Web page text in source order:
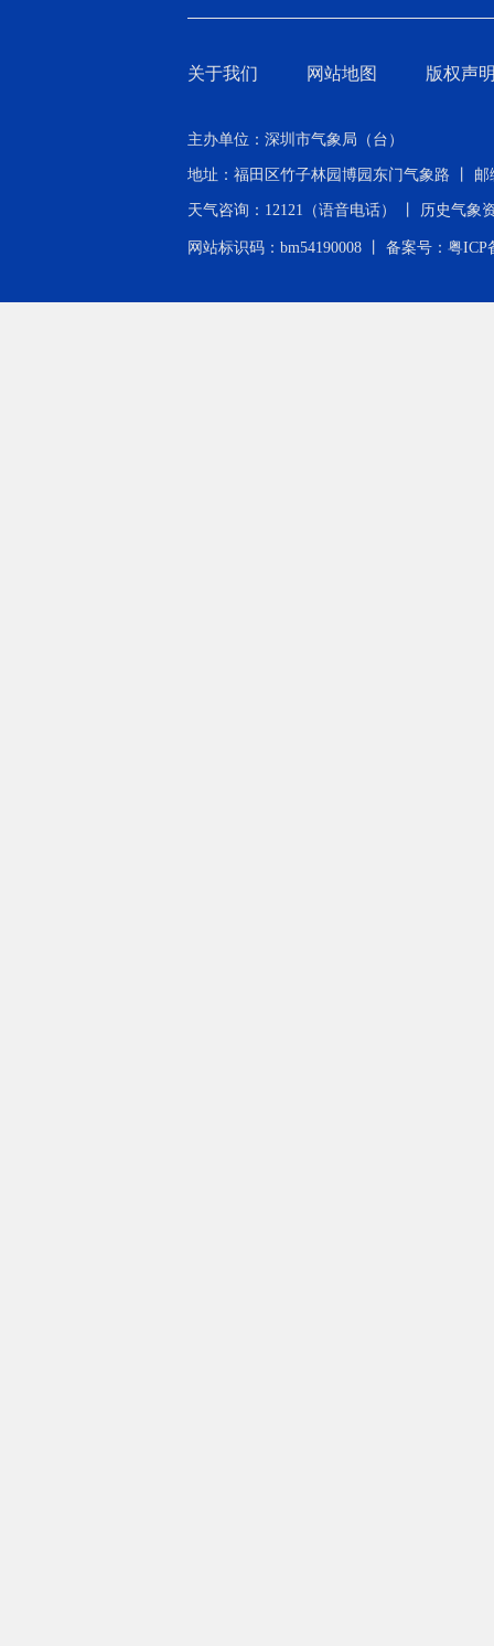
关于我们 网站地图 版权声
主办单位：深圳市气象局（台）
地址：福田区竹子林园博园东门气象路 丨 邮
天气咨询：12121（语音电话） 丨 历史气象
网站标识码：bm54190008 丨 备案号：粤ICP